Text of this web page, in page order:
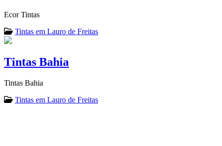
Ecor Tintas
Tintas em Lauro de Freitas
Tintas Bahia
Tintas Bahia
Tintas em Lauro de Freitas